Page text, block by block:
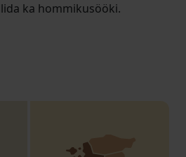
ka hommikusööki.